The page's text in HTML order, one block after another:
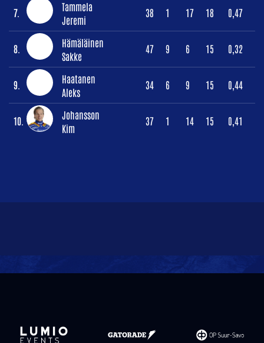
7.
Tammela
Jeremi
38 1 17 18 0,47
8.
Hämäläinen
Sakke
47 9 6 15 0,32
9.
Haatanen
Aleks
34 6 9 15 0,44
10.
Johansson
Kim
37 1 14 15 0,41